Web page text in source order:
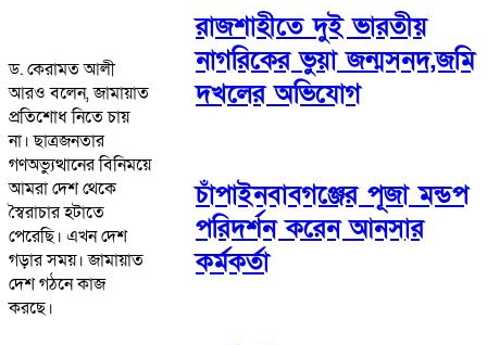
ড. কেরামত আলী
আরও বলেন, জামায়াত
প্রতিশোধ নিতে চায়
না। ছাত্রজনতার
গণঅভ্যুত্থানের বিনিময়ে
আমরা দেশ থেকে
স্বৈরাচার হটাতে
পেরেছি। এখন দেশ
গড়ার সময়। জামায়াত
দেশ গঠনে কাজ
করছে।
রাজশাহীতে দুই ভারতীয়
নাগরিকের ভুয়া জন্মসনদ,জমি
দখলের অভিযোগ
চাঁপাইনবাবগঞ্জের পূজা মন্ডপ
পরিদর্শন করেন আনসার
কর্মকর্তা